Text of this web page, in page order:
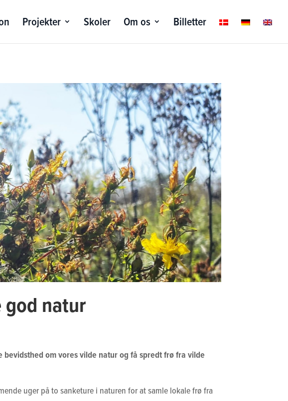
Projekter Skoler Om os Billetter
natur
om vores vilde natur og få spredt frø fra vilde
uger på to sanketure i naturen for at samle lokale frø fra